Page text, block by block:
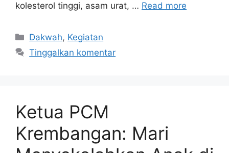
kolesterol tinggi, asam urat, … Read more
Kategori
Dakwah, Kegiatan
Tinggalkan komentar
Ketua PCM
Krembangan: Mari